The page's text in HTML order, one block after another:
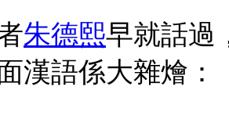
朱德熙早就話過
漢語係大雜燴：